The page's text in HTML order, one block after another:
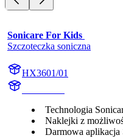
Sonicare For Kids
Szczoteczka soniczna
HX3601/01
Technologia
Naklejki z
Darmowa aplikacja